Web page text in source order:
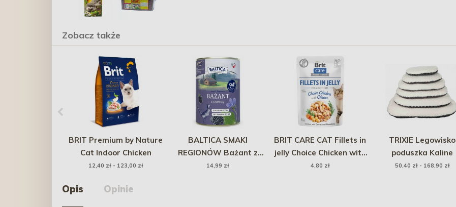
Zobacz także
BRIT Premium by Nature
Cat Indoor Chicken
12,40 zł - 123,00 zł
BALTICA SMAKI
REGIONÓW Bażant z
sarniną - puszka 400g
14,99 zł
BRIT CARE CAT Fillets in
jelly Choice Chicken with
Cheese 85g (saszetka)
4,80 zł
TRIXIE Legowisko
poduszka Kaline
50,40 zł - 168,90 zł
Opis Opinie